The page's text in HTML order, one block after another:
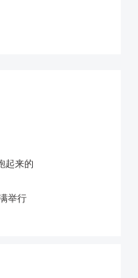
起来的
举行